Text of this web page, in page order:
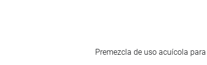
Premezcla de uso acuícola